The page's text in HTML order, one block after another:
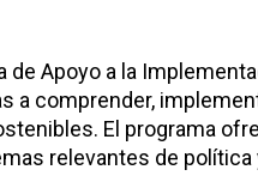
Apoyo a la
a comprender,
El programa
relevantes de política